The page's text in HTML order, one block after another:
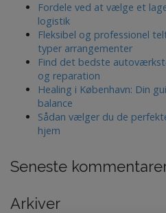
Fordele ved at vælge et
logistik
Fleksibel og professionel
typer arrangementer
Find det bedste
og reparation
Healing i København: Din
balance
Sådan vælger du de
hjem
Seneste
Arkiver